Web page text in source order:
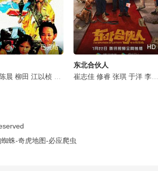
昕 邓英 张珂源
李劲峰 蒋典 陆禹含 郭乙桓 余薇薇 李源冰 黄灏楠
已完结
晨 柳田 江以桢 任冶湘
HD
东北合伙人
崔志佳 修睿 张琪 于洋 李昆鹰
蛛-奇虎地图-必应爬虫